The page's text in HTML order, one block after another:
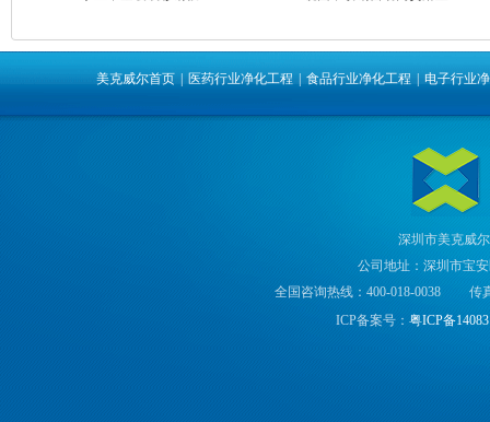
美克威尔首页 医药行业净化工程 食品行业净化工程 电子行业
深圳市美克威
公司地址：深圳市宝
全国咨询热线：400-018-0038
传
ICP备案号：粤ICP备